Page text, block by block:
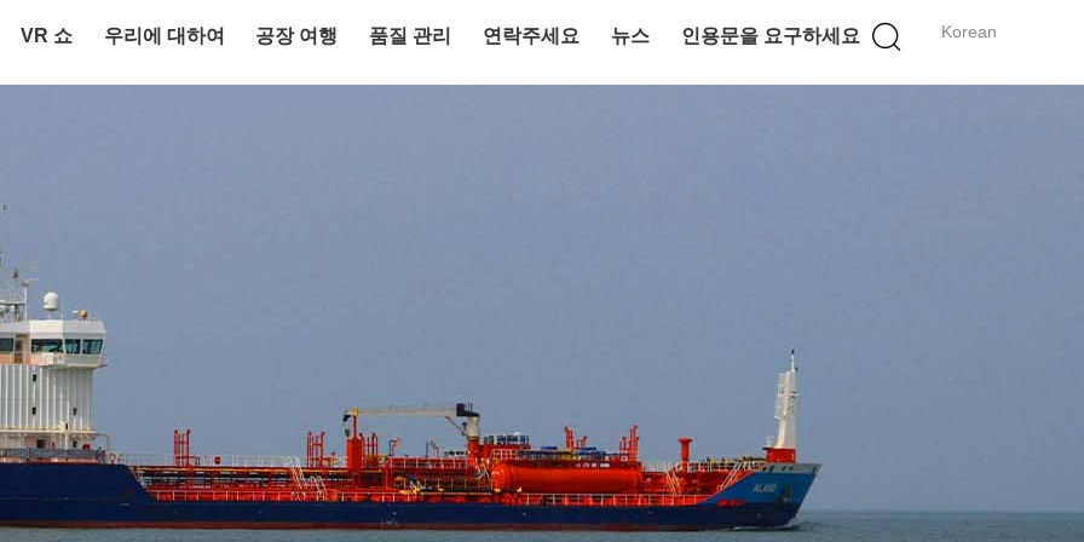
Korean
VR 쇼 우리에 대하여 공장 여행 품질 관리 연락주세요 뉴스 인용문을 요구하세요